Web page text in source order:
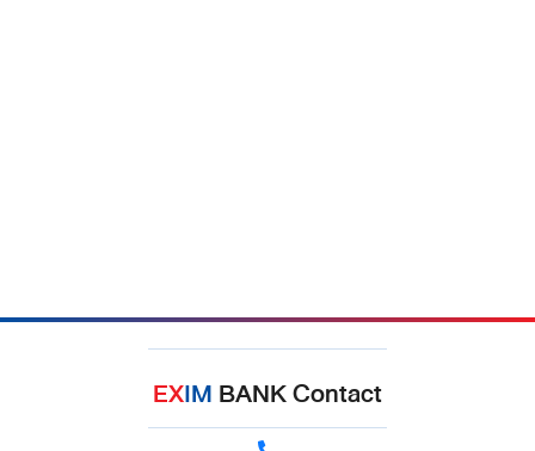
EXIMBANK Contact